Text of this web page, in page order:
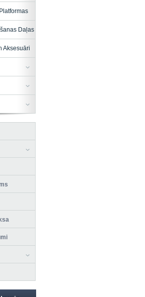
Daļas
Aksesuāri